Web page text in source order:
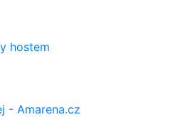
hostem
- Amarena.cz